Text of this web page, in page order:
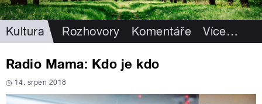
Kultura Rozhovory Komentáře Více…
Radio Mama: Kdo je kdo
14. srpen 2018